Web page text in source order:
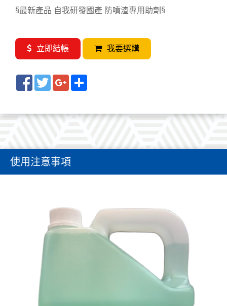
§最新產品 自我研發國產 防噴渣專用助劑§
本產品屬於環保型產品，無毒且氣味小，對操作人員
無危害。
良好的附著效果使表面形成的薄層具有出色的防銲渣
附著功效
本產品有優越的水解能力，銲接完可直接進行鍍鋅處
水基環保防噴渣劑具有良好的抗腐蝕能力
立即結帳 我要選購
FacebookTwitterGoogle+
使用注意事項